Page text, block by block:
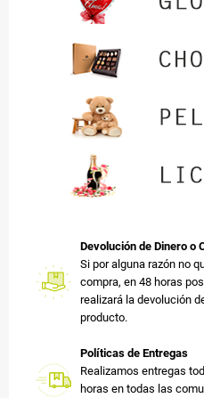
Devolución de Dinero o
Si por alguna razón no
compra, en 48 horas
realizará la devolución
producto.
Políticas de Entregas
Realizamos entregas
horas en todas las